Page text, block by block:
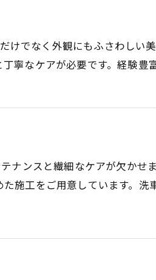
けでなく外観にもふさわしい
寧なケアが必要です。経験豊
ナンスと繊細なケアが欠かせ
施工をご用意しています。洗